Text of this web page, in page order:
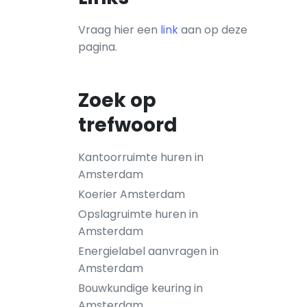
Vraag hier een linkaan op deze
pagina.
Zoek op
trefwoord
Kantoorruimte huren in
Amsterdam
Koerier Amsterdam
Opslagruimte huren in
Amsterdam
Energielabel aanvragen in
Amsterdam
Bouwkundige keuring in